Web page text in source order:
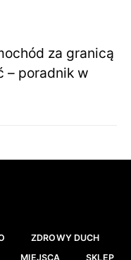
za granicą
– poradnik w
ZDROWY DUCH
MIEJSCA SKLEP